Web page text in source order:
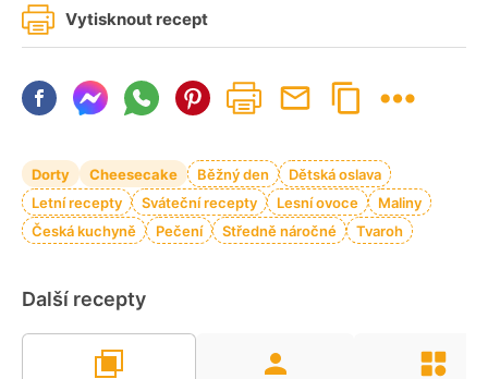
Vytisknout recept
Dorty Cheesecake Běžný den
Dětská oslava
Letní recepty
Sváteční recepty Lesní ovoce
Maliny
Česká kuchyně
Pečení Středně náročné Tvaroh
Další recepty